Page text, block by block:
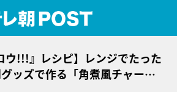
ウ!!!』レシピ】レンジでたった
ッズで作る「角煮風チャーシ